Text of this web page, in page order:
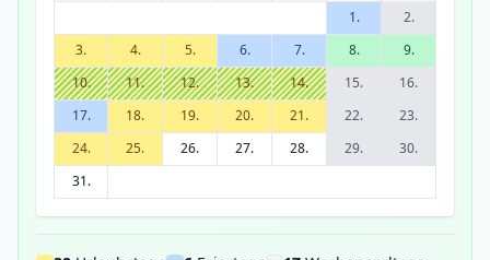
1.
2.
3.
4. 5. 6. 7. 8.
9.
10.
11. 12. 13. 14. 15.
16.
17.
18. 19. 20. 21. 22.
23.
24.
25. 26. 27. 28. 29.
30.
31.